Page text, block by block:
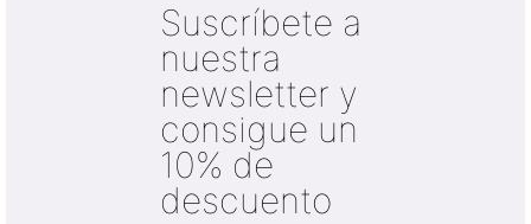
Suscríbete a
nuestra
newsletter y
consigue un
10% de
descuento